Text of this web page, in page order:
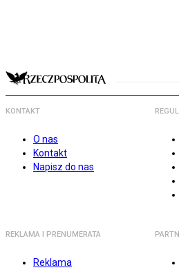
KONTAKT
O nas
Kontakt
Napisz do nas
REKLAMA I PRENUMERATA
Reklama